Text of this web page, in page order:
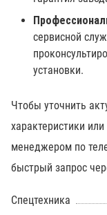
сервисной
установки.
Чтобы уточнить
характеристики
менеджером по
быстрый запрос
Спецтехника